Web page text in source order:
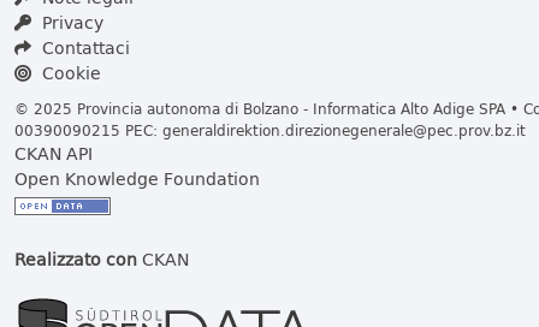
Privacy
Contattaci
Cookie
© 2025 Provincia autonoma di Bolzano - Informatica Alto Adige SPA •
00390090215 PEC: generaldirektion.direzionegenerale@pec.prov.bz.it
CKAN API
Open Knowledge Foundation
Realizzato conCKAN